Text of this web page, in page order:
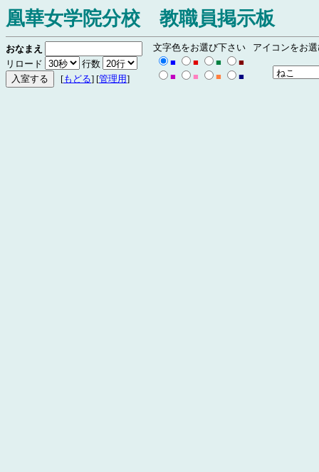
凰華女学院分校 教職員掲示板
おなまえ
リロード
行数
[もどる] [管理用]
文字色をお選び下さい
■
■ ■
■
■
■ ■ ■
アイコンをお